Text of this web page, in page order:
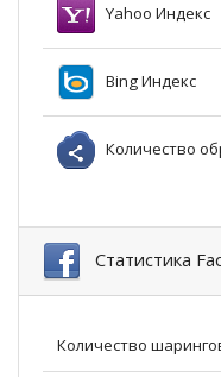
Yahoo Индекс
Bing Индекс
Количество
Статистика
Количество